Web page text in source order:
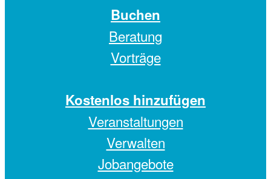
Buchen
Beratung
Vorträge
Kostenlos hinzufügen
Veranstaltungen
Verwalten
Jobangebote